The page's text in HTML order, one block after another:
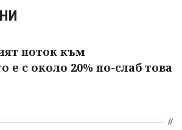
поток към
е с около 20% по-слаб това